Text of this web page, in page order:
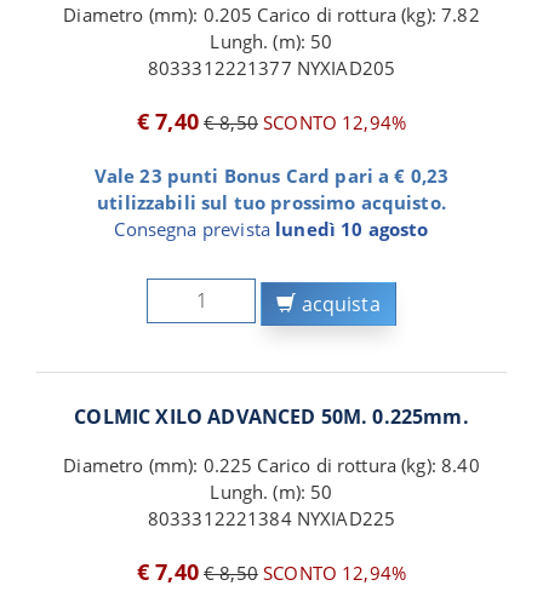
Diametro (mm): 0.205 Carico di rottura (kg): 7.82
Lungh. (m): 50
8033312221377 NYXIAD205
€ 7,40 € 8,50SCONTO 12,94%
Vale 23 punti Bonus Card pari a € 0,23
utilizzabili sul tuo prossimo acquisto.
Consegna prevista lunedì 10 agosto
acquista
COLMIC XILO ADVANCED 50M. 0.225mm.
Diametro (mm): 0.225 Carico di rottura (kg): 8.40
Lungh. (m): 50
8033312221384 NYXIAD225
€ 7,40 € 8,50SCONTO 12,94%